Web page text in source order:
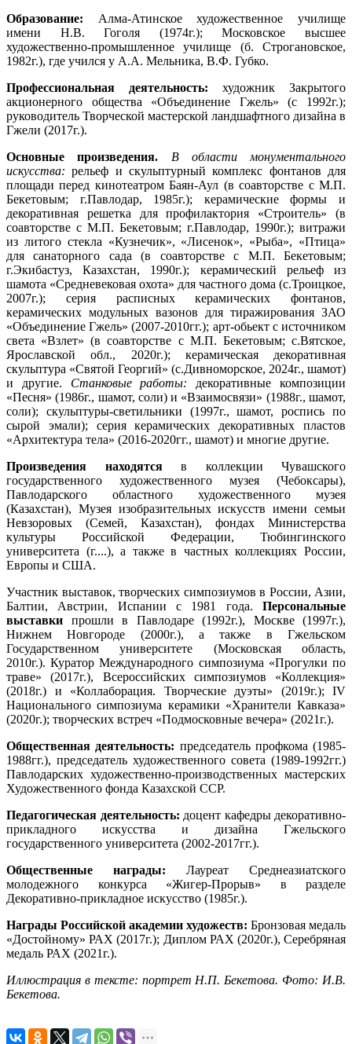
Образование: Алма-Атинское художественное училище
имени Н.В. Гоголя (1974г.); Московское высшее
художественно-промышленное училище (б. Строгановское,
1982г.), где учился у А.А. Мельника, В.Ф. Губко.
Профессиональная деятельность: художник Закрытого
акционерного общества «Объединение Гжель» (с 1992г.);
руководитель Творческой мастерской ландшафтного дизайна в
Гжели (2017г.).
Основные произведения.
В области монументального
искусства: рельеф и скульптурный комплекс фонтанов для
площади перед кинотеатром Баян-Аул (в соавторстве с М.П.
Бекетовым; г.Павлодар, 1985г.); керамические формы и
декоративная решетка для профилактория «Строитель» (в
соавторстве с М.П. Бекетовым; г.Павлодар, 1990г.); витражи
из литого стекла «Кузнечик», «Лисенок», «Рыба», «Птица»
для санаторного сада (в соавторстве с М.П. Бекетовым;
г.Экибастуз, Казахстан, 1990г.); керамический рельеф из
шамота «Средневековая охота» для частного дома (с.Троицкое,
2007г.); серия расписных керамических фонтанов,
керамических модульных вазонов для тиражирования ЗАО
«Объединение Гжель» (2007-2010гг.); арт-обьект с источником
света «Взлет» (в соавторстве с М.П. Бекетовым; с.Вятское,
Ярославской обл., 2020г.); керамическая декоративная
скульптура «Святой Георгий» (с.Дивноморское, 2024г., шамот)
и другие. Станковые работы:декоративные композиции
«Песня» (1986г., шамот, соли) и «Взаимосвязи» (1988г., шамот,
соли); скульптуры-светильники (1997г., шамот, роспись по
сырой эмали); серия керамических декоративных пластов
«Архитектура тела» (2016-2020гг., шамот) и многие другие.
Произведения находятсяв коллекции Чувашского
государственного художественного музея (Чебоксары),
Павлодарского областного художественного музея
(Казахстан), Музея изобразительных искусств имени семьи
Невзоровых (Семей, Казахстан), фондах Министерства
культуры Российской Федерации, Тюбингинского
университета (г....), а также в частных коллекциях России,
Европы и США.
Участник выставок, творческих симпозиумов в России, Азии,
Балтии, Австрии, Испании с 1981 года. Персональные
выставки прошли в Павлодаре (1992г.), Москве (1997г.),
Нижнем Новгороде (2000г.), а также в Гжельском
Государственном университете (Московская область,
2010г.). Куратор Международного симпозиума «Прогулки по
траве» (2017г.), Всероссийских симпозиумов «Коллекция»
(2018г.) и «Коллаборация. Творческие дуэты» (2019г.); IV
Национального симпозиума керамики «Хранители Кавказа»
(2020г.); творческих встреч «Подмосковные вечера» (2021г.).
Общественная деятельность: председатель профкома (1985-
1988гг.), председатель художественного совета (1989-1992гг.)
Павлодарских художественно-производственных мастерских
Художественного фонда Казахской ССР.
Педагогическая деятельность: доцент кафедры декоративно-
прикладного искусства и дизайна Гжельского
государственного университета (2002-2017гг.).
Общественные награды: Лауреат Среднеазиатского
молодежного конкурса «Жигер-Прорыв» в разделе
Декоративно-прикладное искусство (1985г.).
Награды Российской академии художеств: Бронзовая медаль
«Достойному» РАХ (2017г.); Диплом РАХ (2020г.), Серебряная
медаль РАХ (2021г.).
Иллюстрация в тексте: портрет Н.П. Бекетова. Фото: И.В.
Бекетова.